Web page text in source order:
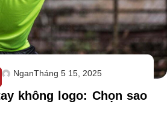
NganTháng 5 15, 2025
không logo: Chọn sao